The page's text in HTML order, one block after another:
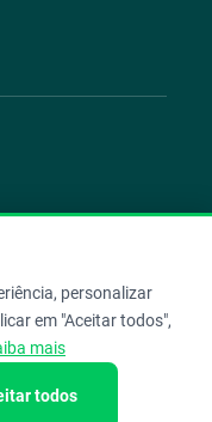
personalizar
em "Aceitar todos",
mais
todos